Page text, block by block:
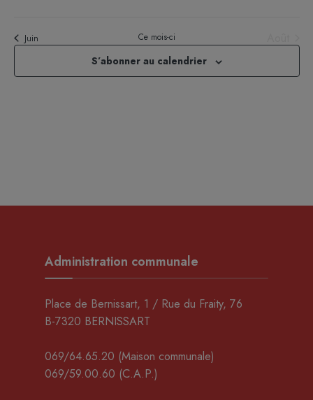
Juin Ce mois-ci
S’abonner au calendrier
Administration communale
Place de Bernissart, 1 / Rue du Fraity, 76
B-7320 BERNISSART
069/64.65.20 (Maison communale)
069/59.00.60 (C.A.P.)